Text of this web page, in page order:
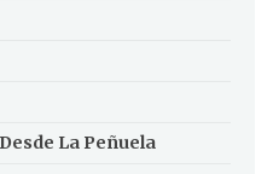
La Peñuela